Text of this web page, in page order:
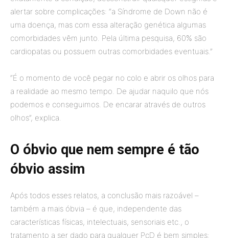
alertar sobre complicações: “a Síndrome de Down não é
uma doença, mas com essa alteração genética algumas
comorbidades vêm junto. Pela última pesquisa, 60% são
cardiopatas ou possuem outras comorbidades eventuais.”
“É o momento de você pegar no colo e abrir os olhos para
a realidade ao mesmo tempo. De ajudar naquilo que nós
podemos e conseguimos. De encarar através de outros
olhos”, explica.
O óbvio que nem sempre é tão
óbvio assim
Após todos esses relatos, a conclusão mais razoável –
também a mais óbvia – é que, independente das
características físicas, intelectuais, sensoriais etc., o
tratamento a ser dado para qualquer PcD é bem simples: